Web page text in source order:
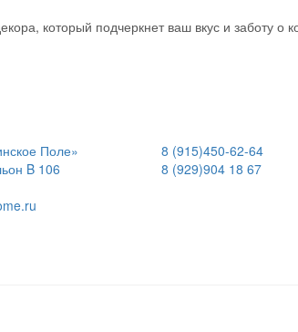
который подчеркнет ваш вкус и заботу о
Поле»
B 106
8 (915)450-62-64
8 (929)904 18 67